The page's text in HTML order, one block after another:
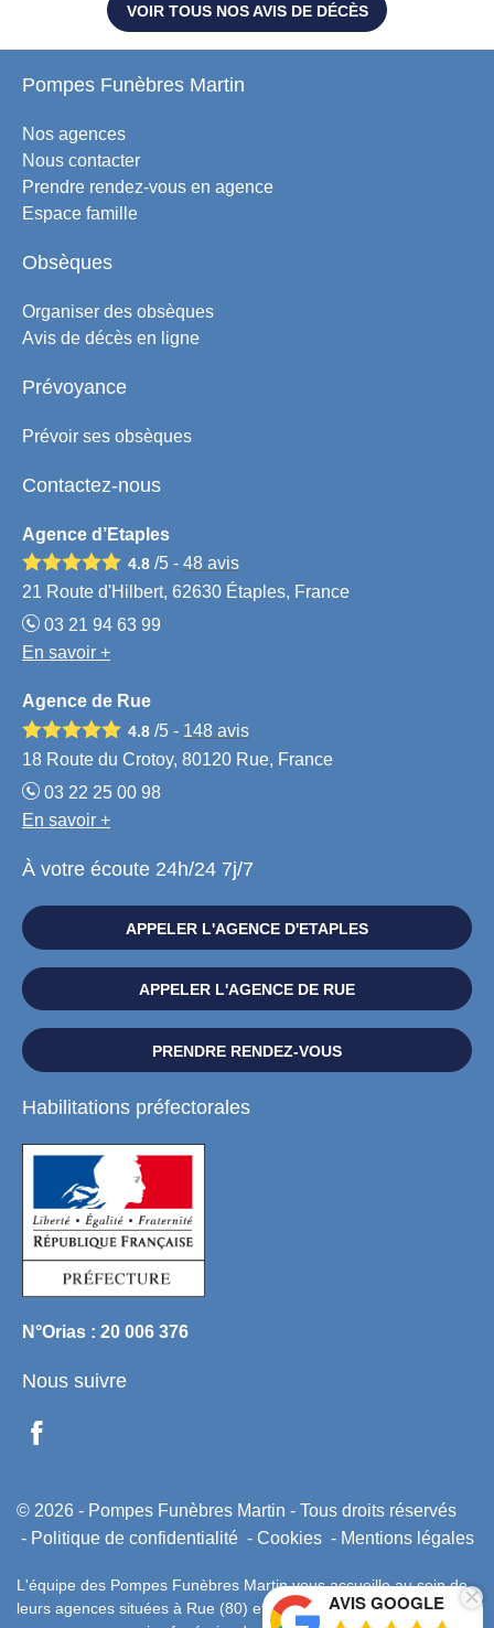
VOIR TOUS NOS AVIS DE DÉCÈS
Pompes Funèbres Martin
Nos agences
Nous contacter
Prendre rendez-vous en agence
Espace famille
Obsèques
Organiser des obsèques
Avis de décès en ligne
Prévoyance
Prévoir ses obsèques
Contactez-nous
Agence d’Etaples
4.8 /5 - 48 avis
21 Route d'Hilbert, 62630 Étaples, France
03 21 94 63 99
En savoir +
Agence de Rue
4.8 /5 - 148 avis
18 Route du Crotoy, 80120 Rue, France
03 22 25 00 98
En savoir +
À votre écoute 24h/24 7j/7
APPELER L'AGENCE D'ETAPLES
APPELER L'AGENCE DE RUE
PRENDRE RENDEZ-VOUS
Habilitations préfectorales
N°Orias : 20 006 376
Nous suivre
© 2026 - Pompes Funèbres Martin - Tous droits réservés
Politique de confidentialité
Cookies Mentions légales
L'équipe des Pompes Funèbres Martin vous accueille au sein de
leurs agences situées à Rue (80) et Etaples (62). Nous vous
AVIS GOOGLE